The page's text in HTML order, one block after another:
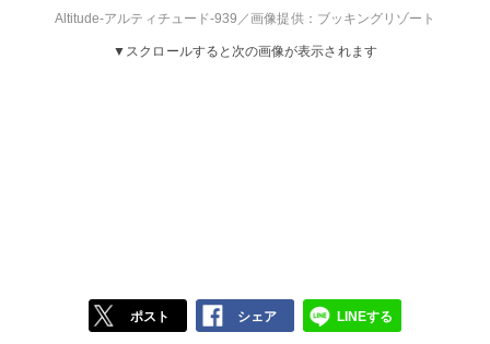
Altitude-アルティチュード-939／画像提供：ブッキングリゾート
▼スクロールすると次の画像が表示されます
ポスト シェア LINEする